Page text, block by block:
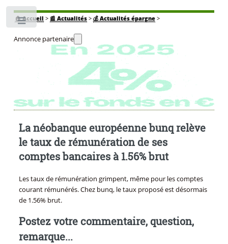
🏠Accueil > 📰 Actualités> 💰 Actualités épargne>
Annonce partenaire
La néobanque européenne bunq relève
le taux de rémunération de ses
comptes bancaires à 1.56% brut
Les taux de rémunération grimpent, même pour les comptes
courant rémunérés. Chez bunq, le taux proposé est désormais
de 1.56% brut.
Postez votre commentaire, question,
remarque...
Toggle